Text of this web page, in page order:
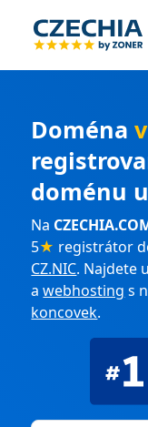
Doména
doménu
Na
5★ registrátor
CZ.NIC. Najdete
awebhosting s
koncovek.